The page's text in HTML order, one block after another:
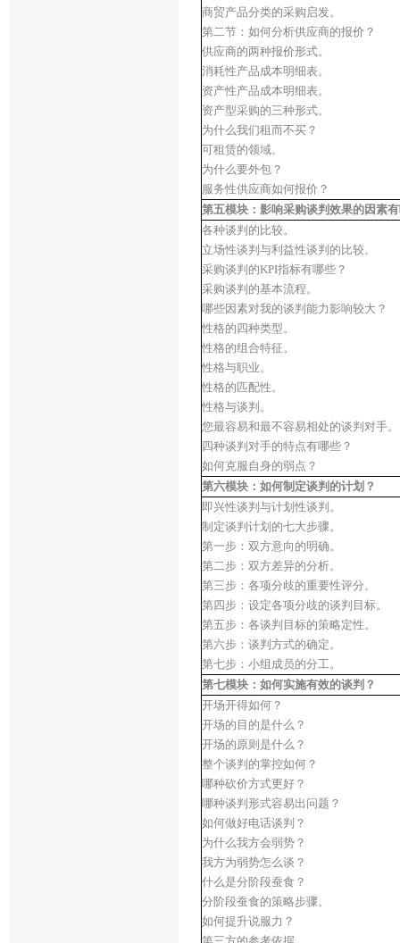
商贸产品分类的采购启发。
第二节：如何分析供应商的报价？
供应商的两种报价形式。
消耗性产品成本明细表。
资产性产品成本明细表。
资产型采购的三种形式。
为什么我们租而不买？
可租赁的领域。
为什么要外包？
服务性供应商如何报价？
第五模块：影响采购谈判效果的因素
各种谈判的比较。
立场性谈判与利益性谈判的比较。
采购谈判的KPI指标有哪些？
采购谈判的基本流程。
哪些因素对我的谈判能力影响较大？
性格的四种类型。
性格的组合特征。
性格与职业。
性格的匹配性。
性格与谈判。
您最容易和最不容易相处的谈判对手。
四种谈判对手的特点有哪些？
如何克服自身的弱点？
第六模块：如何制定谈判的计划？
即兴性谈判与计划性谈判。
制定谈判计划的七大步骤。
第一步：双方意向的明确。
第二步：双方差异的分析。
第三步：各项分歧的重要性评分。
第四步：设定各项分歧的谈判目标。
第五步：各谈判目标的策略定性。
第六步：谈判方式的确定。
第七步：小组成员的分工。
第七模块：如何实施有效的谈判？
开场开得如何？
开场的目的是什么？
开场的原则是什么？
整个谈判的掌控如何？
哪种砍价方式更好？
哪种谈判形式容易出问题？
如何做好电话谈判？
为什么我方会弱势？
我方为弱势怎么谈？
什么是分阶段蚕食？
分阶段蚕食的策略步骤。
如何提升说服力？